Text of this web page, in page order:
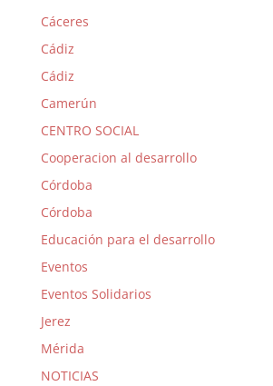
Cáceres
Cádiz
Cádiz
Camerún
CENTRO SOCIAL
Cooperacion al desarrollo
Córdoba
Córdoba
Educación para el desarrollo
Eventos
Eventos Solidarios
Jerez
Mérida
NOTICIAS